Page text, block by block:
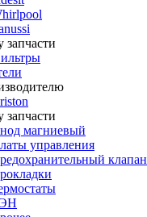
запчасти
запчасти
магниевый
управления
клапан